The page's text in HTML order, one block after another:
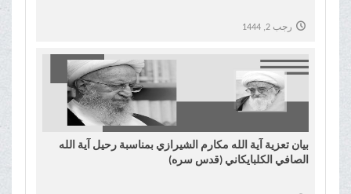
رجب 2, 1444
بيان تعزية آیة الله مکارم الشیرازي بمناسبة رحيل آية الله
الصافي الکلبایکاني (قدس سره)